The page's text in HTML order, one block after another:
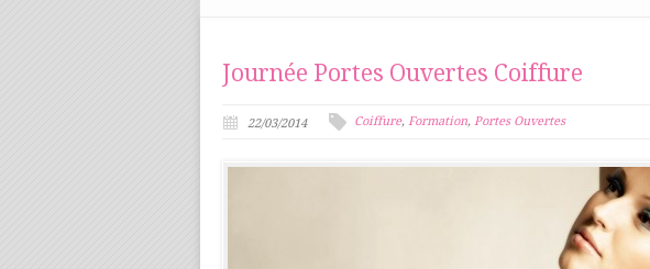
Journée Portes Ouvertes Coiffure
22/03/2014 Coiffure, Formation, Portes Ouvertes